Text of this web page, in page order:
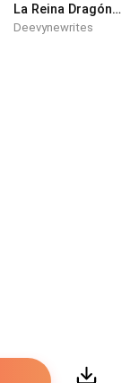
La Reina Dragón: La Novia Fugitiva
Deevynewrites